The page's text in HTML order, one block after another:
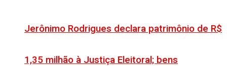
Jerônimo Rodrigues declara patrimônio de R$
1,35 milhão à Justiça Eleitoral; bens